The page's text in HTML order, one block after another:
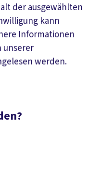
der ausgewählten
kann
Informationen
unserer
werden.